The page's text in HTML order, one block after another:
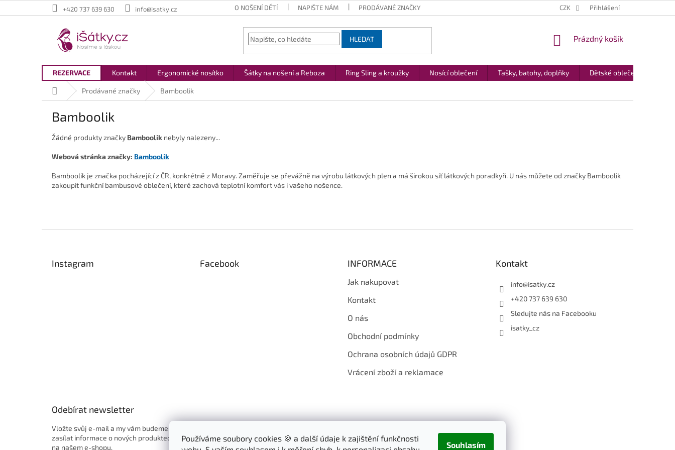
Používáme soubory cookies 🍪 a další údaje k zajištění funkčnosti
Souhlasím
na
+420 737 639 630 info@isatky.cz O NOŠENÍ DĚTÍ NAPIŠTE NÁM PRODÁVANÉ ZNAČKY CZK Přihlášení
HLEDAT
NÁKUPNÍ
Prázdný košík
REZERVACE Kontakt Ergonomické nosítko Šátky na nošení a Reboza Ring Sling a kroužky Nosící oblečení Tašky, batohy, doplňky Dětské oblečení
Domů Prodávané značky Bamboolik
Bamboolik
Žádné produkty značky Bamboolik nebyly nalezeny...
Webová stránka značky: Bamboolik
Bamboolik je značka pocházející z ČR, konkrétně z Moravy. Zaměřuje se převážně na výrobu látkových plen a má širokou síť látkových poradkyň. U nás můžete od značky Bamboolik
zakoupit funkční bambusové oblečení, které zachová teplotní komfort vás i vašeho nošence.
Instagram Facebook INFORMACE
Jak nakupovat
Kontakt
O nás
Obchodní podmínky
Ochrana osobních údajů GDPR
Vrácení zboží a reklamace
Kontakt
info@isatky.cz
+420 737 639 630
Sledujte nás na Facebooku
isatky_cz
Odebírat newsletter
Vložte svůj e-mail a my vám budeme
zasílat informace o nových produktech
na našem e-shopu.